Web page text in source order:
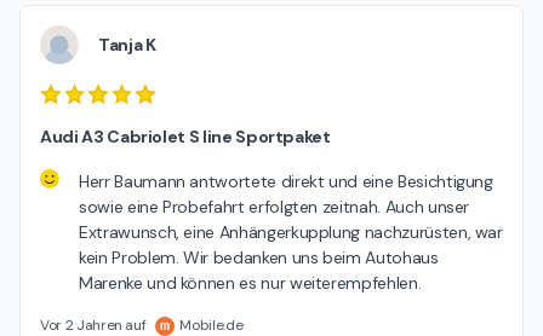
Tanja K
Audi A3 Cabriolet S line Sportpaket
Herr Baumann antwortete direkt und eine Besichtigung
sowie eine Probefahrt erfolgten zeitnah. Auch unser
Extrawunsch, eine Anhängerkupplung nachzurüsten, war
kein Problem. Wir bedanken uns beim Autohaus
Marenke und können es nur weiterempfehlen.
Vor 2 Jahren auf Mobile.de